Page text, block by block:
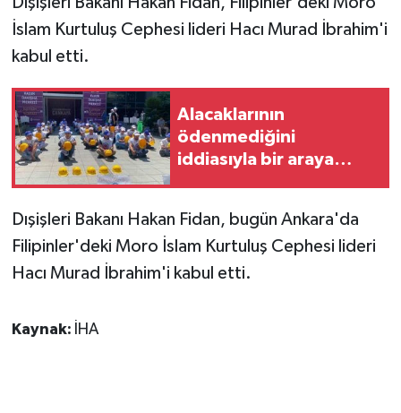
İslam Kurtuluş Cephesi lideri Hacı Murad İbrahim'i
kabul etti.
Alacaklarının
ödenmediğini
iddiasıyla bir araya
Belediyesi önünde
eylem yaptı
Dışişleri Bakanı Hakan Fidan, bugün Ankara'da
Filipinler'deki Moro İslam Kurtuluş Cephesi lideri
Hacı Murad İbrahim'i kabul etti.
Kaynak: İHA
Gayrimenkul
GENEL
GÜNDEM
Güvenlik
HABERDE İNSAN
İNSAN
İş Dünyası
Jandarma